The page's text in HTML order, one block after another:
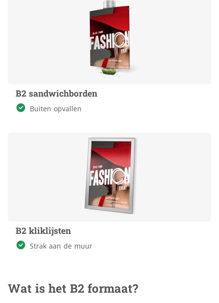
B2 sandwichborden
Buiten opvallen
B2 kliklijsten
Strak aan de muur
Wat is het B2 formaat?